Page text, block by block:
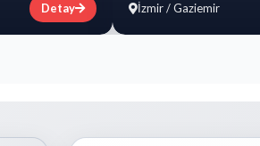
Detay İzmir / Gaziemir